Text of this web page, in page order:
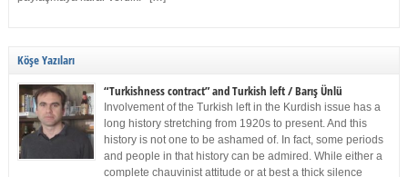
Köşe Yazıları
“Turkishness contract” and Turkish left / Barış Ünlü
Involvement of the Turkish left in the Kurdish issue has a
long history stretching from 1920s to present. And this
history is not one to be ashamed of. In fact, some periods
and people in that history can be admired. While either a
complete chauvinist attitude or at best a thick silence